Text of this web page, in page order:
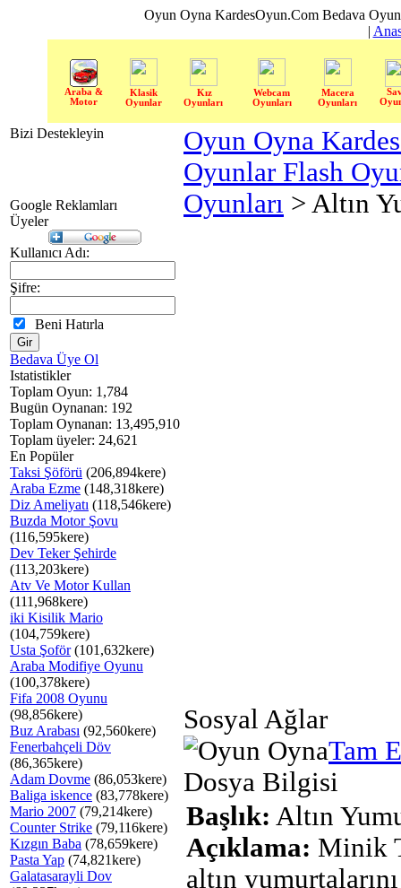
Oyun Oyna KardesOyun.Com Bedava
|
Araba &
Motor
Klasik
Oyunlar
Kız
Oyunları
Webcam
Oyunları
Macera
Oyunları
Bizi Destekleyin
Google Reklamları
Üyeler
Kullanıcı Adı:
Şifre:
Beni Hatırla
Bedava Üye Ol
Istatistikler
Toplam Oyun: 1,784
Bugün Oynanan: 192
Toplam Oynanan: 13,495,910
Toplam üyeler: 24,621
En Popüler
Taksi Şöförü (206,894kere)
Araba Ezme (148,318kere)
Diz Ameliyatı (118,546kere)
Buzda Motor Şovu
(116,595kere)
Dev Teker Şehirde
(113,203kere)
Atv Ve Motor Kullan
(111,968kere)
iki Kisilik Mario
(104,759kere)
Usta Şoför(101,632kere)
Araba Modifiye Oyunu
(100,378kere)
Fifa 2008 Oyunu
(98,856kere)
Buz Arabası (92,560kere)
Fenerbahçeli Döv
(86,365kere)
Adam Dovme (86,053kere)
Baliga iskence (83,778kere)
Mario 2007 (79,214kere)
Counter Strike (79,116kere)
Kızgın Baba (78,659kere)
Pasta Yap (74,821kere)
Galatasarayli Dov
Oyun Oyna
Oyunlar Flash
Oyunları > Altın
Sosyal Ağlar
Tam
Dosya Bilgisi
Başlık: Altın
Açıklama: Minik
altın